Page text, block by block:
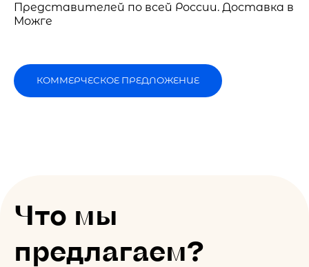
Представителей по всей России. Доставка в
Можге
КОММЕРЧЕСКОЕ ПРЕДЛОЖЕНИЕ
Что мы
предлагаем?